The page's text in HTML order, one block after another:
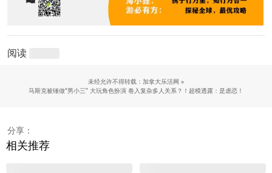
阅读
未经允许不得转载：加拿大乐活网 »
马斯克被锤做“男小三” 大玩角色扮演 卷入复杂多人关系？！超模透露：是虐恋！
分享：
相关推荐